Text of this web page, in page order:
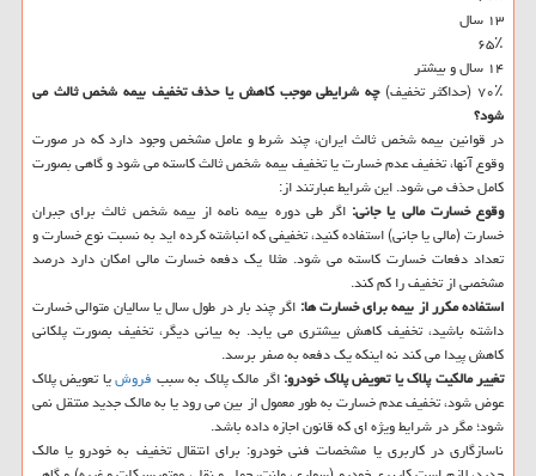
۱۳ سال
۶۵٪
۱۴ سال و بیشتر
۷۰٪ (حداکثر تخفیف)
چه شرایطی موجب کاهش یا حذف تخفیف بیمه شخص ثالث می
شود؟
در قوانین بیمه شخص ثالث ایران، چند شرط و عامل مشخص وجود دارد که در صورت
وقوع آنها، تخفیف عدم خسارت یا تخفیف بیمه شخص ثالث کاسته می شود و گاهی بصورت
کامل حذف می شود. این شرایط عبارتند از:
وقوع خسارت مالی یا جانی: اگر طی دوره بیمه نامه از بیمه شخص ثالث برای جبران
خسارت (مالی یا جانی) استفاده کنید، تخفیفی که انباشته کرده اید به نسبت نوع خسارت و
تعداد دفعات خسارت کاسته می شود. مثلا یک دفعه خسارت مالی امکان دارد درصد
مشخصی از تخفیف را کم کند.
استفاده مکرر از بیمه برای خسارت ها: اگر چند بار در طول سال یا سالیان متوالی خسارت
داشته باشید، تخفیف کاهش بیشتری می یابد. به بیانی دیگر، تخفیف بصورت پلکانی
کاهش پیدا می کند نه اینکه یک دفعه به صفر برسد.
تغییر مالکیت پلاک یا تعویض پلاک خودرو:اگر مالک پلاک به سبب فروشیا تعویض پلاک
عوض شود، تخفیف عدم خسارت به طور معمول از بین می رود یا به مالک جدید منتقل نمی
شود؛ مگر در شرایط ویژه ای که قانون اجازه داده باشد.
ناسازگاری در کاربری یا مشخصات فنی خودرو: برای انتقال تخفیف به خودرو یا مالک